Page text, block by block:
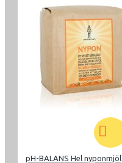
pH-BALANS Hel nyponmjöl